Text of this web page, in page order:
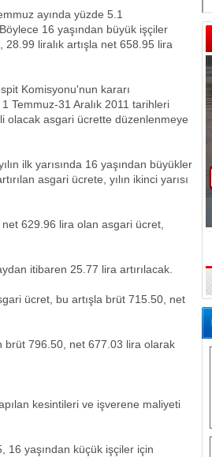
ayında yüzde 5.1
16 yaşından büyük işçiler
28.99 liralık artışla net 658.95 lira
Komisyonu'nun kararı
Temmuz-31 Aralık 2011 tarihleri
olacak asgari ücrette düzenlenmeye
ilk yarısında 16 yaşından büyükler
asgari ücrete, yılın ikinci yarısı
629.96 lira olan asgari ücret,
itibaren 25.77 lira artırılacak.
ücret, bu artışla brüt 715.50, net
brüt 796.50, net 677.03 lira olarak
kesintileri ve işverene maliyeti
16 yaşından küçük işçiler için